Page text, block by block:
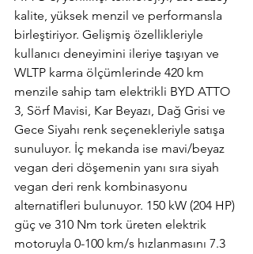
kalite, yüksek menzil ve performansla
birleştiriyor. Gelişmiş özellikleriyle
kullanıcı deneyimini ileriye taşıyan ve
WLTP karma ölçümlerinde 420 km
menzile sahip tam elektrikli BYD ATTO
3, Sörf Mavisi, Kar Beyazı, Dağ Grisi ve
Gece Siyahı renk seçenekleriyle satışa
sunuluyor. İç mekanda ise mavi/beyaz
vegan deri döşemenin yanı sıra siyah
vegan deri renk kombinasyonu
alternatifleri bulunuyor. 150 kW (204 HP)
güç ve 310 Nm tork üreten elektrik
motoruyla 0-100 km/s hızlanmasını 7.3